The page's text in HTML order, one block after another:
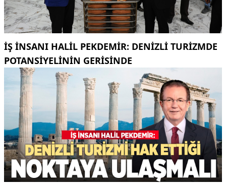
İŞ INSANI HALIL PEKDEMIR: DENIZLI TURIZMDE
POTANSIYELININ GERISINDE